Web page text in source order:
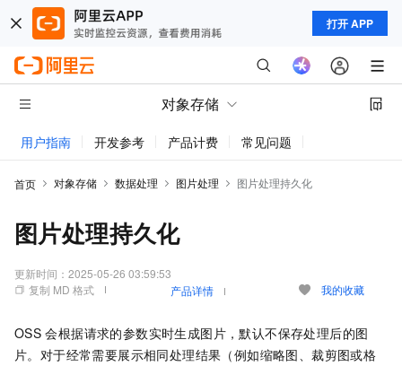
打开 APP
对象存储
用户指南 开发参考 产品计费 常见问题
首页 对象存储 数据处理 图片处理 图片处理持久化
图片处理持久化
更新时间： 2025-05-26 03:59:53
复制 MD 格式
产品详情 我的收藏
OSS 会根据请求的参数实时生成图片，默认不保存处理后的图
片。对于经常需要展示相同处理结果（例如缩略图、裁剪图或格